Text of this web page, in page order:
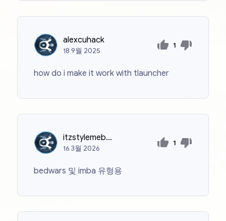
alexcuhack
18 9월 2025
1
how do i make it work with tlauncher
itzstylemebro
163월 2026
1
bedwars 및 imba 유형용